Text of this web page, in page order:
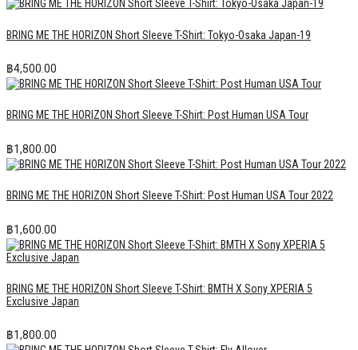
BRING ME THE HORIZON Short Sleeve T-Shirt: Tokyo-Osaka Japan-19
฿4,500.00
BRING ME THE HORIZON Short Sleeve T-Shirt: Post Human USA Tour
฿1,800.00
BRING ME THE HORIZON Short Sleeve T-Shirt: Post Human USA Tour 2022
฿1,600.00
BRING ME THE HORIZON Short Sleeve T-Shirt: BMTH X Sony XPERIA 5
Exclusive Japan
฿1,800.00